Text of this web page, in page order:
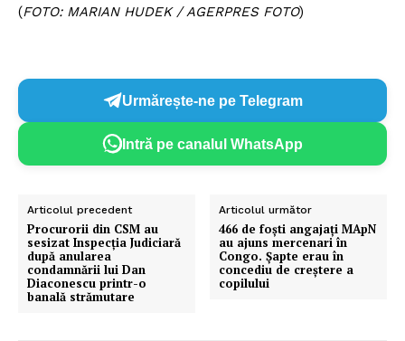
(FOTO: MARIAN HUDEK / AGERPRES FOTO)
Urmărește-ne pe Telegram
Intră pe canalul WhatsApp
Articolul precedent
Procurorii din CSM au
sesizat Inspecția Judiciară
după anularea
condamnării lui Dan
Diaconescu printr-o
banală strămutare
Articolul următor
466 de foști angajați MApN
au ajuns mercenari în
Congo. Șapte erau în
concediu de creștere a
copilului